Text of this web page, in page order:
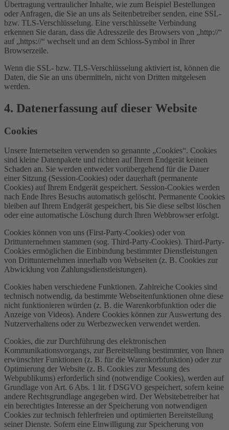
Übertragung vertraulicher Inhalte, wie zum Beispiel Bestellungen
oder Anfragen, die Sie an uns als Seitenbetreiber senden, eine SSL-
bzw. TLS-Verschlüsselung. Eine verschlüsselte Verbindung
erkennen Sie daran, dass die Adresszeile des Browsers von „http://“
auf „https://“ wechselt und an dem Schloss-Symbol in Ihrer
Browserzeile.
Wenn die SSL- bzw. TLS-Verschlüsselung aktiviert ist, können die
Daten, die Sie an uns übermitteln, nicht von Dritten mitgelesen
werden.
4. Datenerfassung auf dieser Website
Cookies
Unsere Internetseiten verwenden so genannte „Cookies“. Cookies
sind kleine Datenpakete und richten auf Ihrem Endgerät keinen
Schaden an. Sie werden entweder vorübergehend für die Dauer
einer Sitzung (Session-Cookies) oder dauerhaft (permanente
Cookies) auf Ihrem Endgerät gespeichert. Session-Cookies werden
nach Ende Ihres Besuchs automatisch gelöscht. Permanente Cookies
bleiben auf Ihrem Endgerät gespeichert, bis Sie diese selbst löschen
oder eine automatische Löschung durch Ihren Webbrowser erfolgt.
Cookies können von uns (First-Party-Cookies) oder von
Drittunternehmen stammen (sog. Third-Party-Cookies). Third-Party-
Cookies ermöglichen die Einbindung bestimmter Dienstleistungen
von Drittunternehmen innerhalb von Webseiten (z. B. Cookies zur
Abwicklung von Zahlungsdienstleistungen).
Cookies haben verschiedene Funktionen. Zahlreiche Cookies sind
technisch notwendig, da bestimmte Webseitenfunktionen ohne diese
nicht funktionieren würden (z. B. die Warenkorbfunktion oder die
Anzeige von Videos). Andere Cookies können zur Auswertung des
Nutzerverhaltens oder zu Werbezwecken verwendet werden.
Cookies, die zur Durchführung des elektronischen
Kommunikationsvorgangs, zur Bereitstellung bestimmter, von Ihnen
erwünschter Funktionen (z. B. für die Warenkorbfunktion) oder zur
Optimierung der Website (z. B. Cookies zur Messung des
Webpublikums) erforderlich sind (notwendige Cookies), werden auf
Grundlage von Art. 6 Abs. 1 lit. f DSGVO gespeichert, sofern keine
andere Rechtsgrundlage angegeben wird. Der Websitebetreiber hat
ein berechtigtes Interesse an der Speicherung von notwendigen
Cookies zur technisch fehlerfreien und optimierten Bereitstellung
seiner Dienste. Sofern eine Einwilligung zur Speicherung von